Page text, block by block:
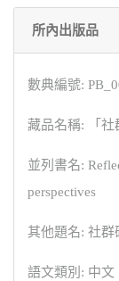
所內出版品
數典編號:
藏品名稱: 「社
並列書名:
perspectives
其他題名: 社群
語文類別: 中文